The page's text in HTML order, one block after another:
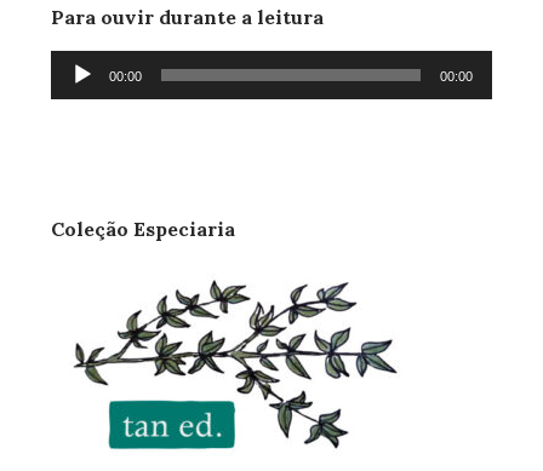
Para ouvir durante a leitura
Tocador
00:00 00:00
Coleção Especiaria